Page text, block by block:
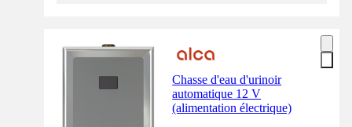
Chasse d'eau d'urinoir
automatique 12 V
(alimentation électrique)